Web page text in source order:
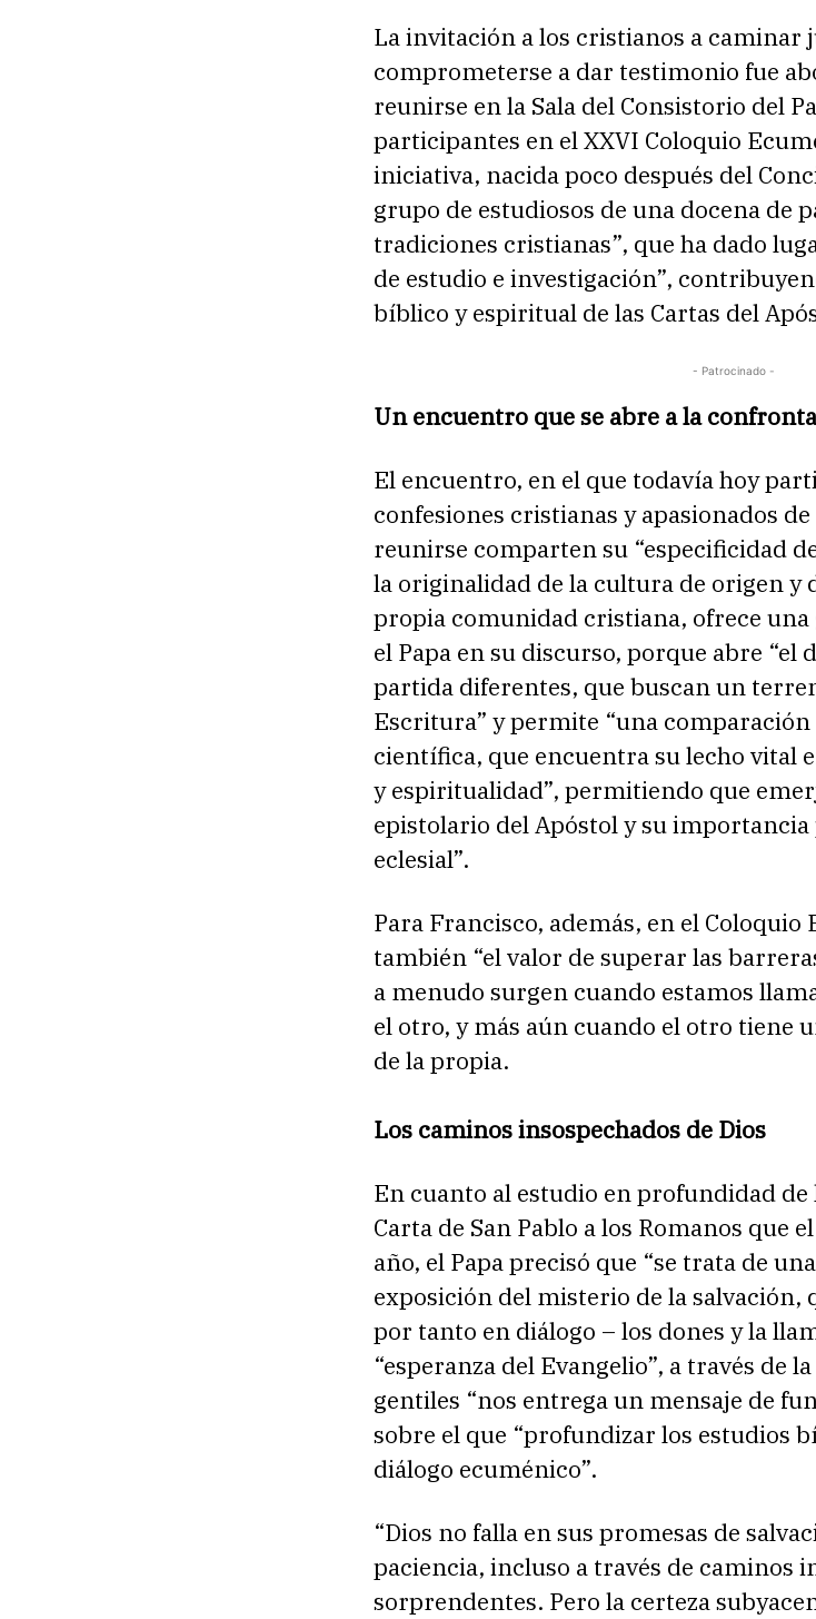
La invitación a los cristianos a caminar
comprometerse a dar testimonio fue
reunirse en la Sala del Consistorio del
participantes en el XXVI Coloquio
iniciativa, nacida poco después del
grupo de estudiosos de una docena de
tradiciones cristianas”, que ha dado
de estudio e investigación”,
bíblico y espiritual de las Cartas del
- Patrocinado -
Un encuentro que se abre a la
El encuentro, en el que todavía hoy
confesiones cristianas y apasionados de
reunirse comparten su “especificidad
la originalidad de la cultura de origen y
propia comunidad cristiana, ofrece
el Papa en su discurso, porque abre “el
partida diferentes, que buscan un
Escritura” y permite “una
científica, que encuentra su lecho vital
y espiritualidad”, permitiendo que
epistolario del Apóstol y su
eclesial”.
Para Francisco, además, en el
también “el valor de superar las
a menudo surgen cuando estamos
el otro, y más aún cuando el otro tiene
de la propia.
Los caminos insospechados de Dios
En cuanto al estudio en profundidad
Carta de San Pablo a los Romanos que
año, el Papa precisó que “se trata de
exposición del misterio de la salvación,
por tanto en diálogo – los dones y la
“esperanza del Evangelio”, a través de
gentiles “nos entrega un mensaje de
sobre el que “profundizar los estudios
diálogo ecuménico”.
“Dios no falla en sus promesas de
paciencia, incluso a través de caminos
sorprendentes. Pero la certeza